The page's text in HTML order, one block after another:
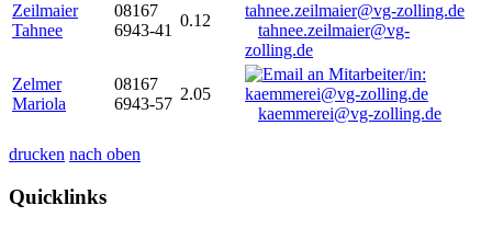
Zeilmaier
Tahnee
08167
6943-41
0.12
tahnee.zeilmaier@vg-
zolling.de
Zelmer
Mariola
08167
6943-57
2.05
kaemmerei@vg-zolling.de
drucken nach oben
Quicklinks